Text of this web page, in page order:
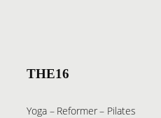
THE16
Yoga – Reformer – Pilates